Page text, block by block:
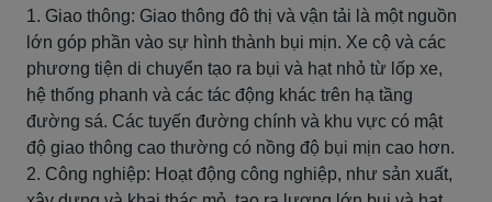
1. Giao thông: Giao thông đô thị và vận tải là một nguồn
lớn góp phần vào sự hình thành bụi mịn. Xe cộ và các
phương tiện di chuyển tạo ra bụi và hạt nhỏ từ lốp xe,
hệ thống phanh và các tác động khác trên hạ tầng
đường sá. Các tuyến đường chính và khu vực có mật
độ giao thông cao thường có nồng độ bụi mịn cao hơn.
2. Công nghiệp: Hoạt động công nghiệp, như sản xuất,